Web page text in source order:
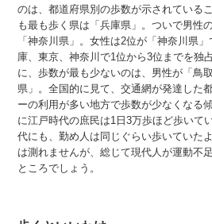
のは、都道府県別の歩数が示されている
も最も歩く県は「兵庫県」。ついで男性
「神奈川県」。女性は2位が「神奈川県
庫、東京、神奈川で1位から3位までを独
に、歩数が最も少ないのは、男性が「鳥
県」。全国的に見て、交通網が発達した
ーの利用が多い地方で歩数が少なくなる
に江戸時代の庶民は1日3万歩ほど歩いて
代にも、勤め人は同じぐらい歩いていた
は測れませんが、総じて現代人が運動不
ところでしょう。